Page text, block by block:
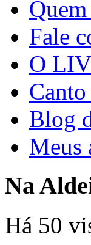
Fale
O
Blog
Meus
Na
Há 50